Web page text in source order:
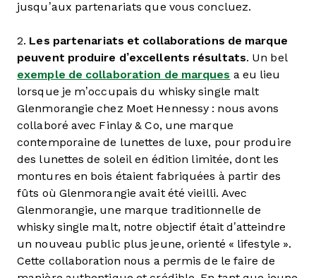
jusqu’aux partenariats que vous concluez.
2. Les partenariats et collaborations de marque
peuvent produire d’excellents résultats. Un bel
exemple de collaboration de marques a eu lieu
lorsque je m’occupais du whisky single malt
Glenmorangie chez Moet Hennessy : nous avons
collaboré avec Finlay & Co, une marque
contemporaine de lunettes de luxe, pour produire
des lunettes de soleil en édition limitée, dont les
montures en bois étaient fabriquées à partir des
fûts où Glenmorangie avait été vieilli. Avec
Glenmorangie, une marque traditionnelle de
whisky single malt, notre objectif était d’atteindre
un nouveau public plus jeune, orienté « lifestyle ».
Cette collaboration nous a permis de le faire de